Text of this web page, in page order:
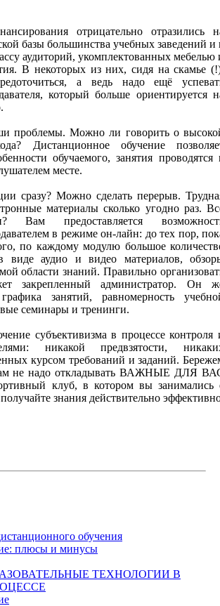
отрицательно отразились
базы большинства учебных заведений и
аудиторий, укомплектованных мебелью
В некоторых из них, сидя на скамье
а ведь надо ещё
который больше ориентируется
проблемы. Можно ли говорить о
Дистанционное обучение
обучаемого, занятия проводятся
месте.
сразу? Можно сделать перерыв.
материалы сколько угодно раз.
Вам предоставляется
в режиме он-лайн: до тех пор,
по каждому модулю большое
виде аудио и видео материалов,
области знаний. Правильно
закрепленный администратор. Он
занятий, равномерность
семинары и тренинги.
субъективизма в процессе контроля
никакой предвзятости,
курсом требований и заданий.
не надо откладывать ВАЖНЫЕ ДЛЯ
клуб, в котором вы занимались
знания действительно
обучения
плюсы и минусы
ТЕХНОЛОГИИ В